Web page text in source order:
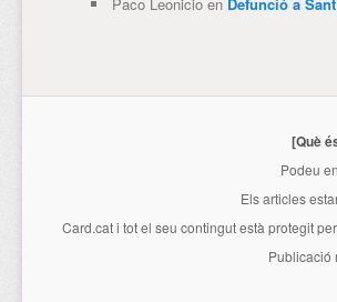
Paco Leonicioen Defunció a
[Què
Podeu
Els articles
Card.cati tot el seu contingut està protegit
Publicació